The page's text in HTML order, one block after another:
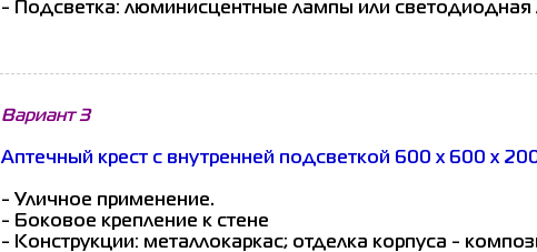
- Подсветка: люминисцентные лампы или светодиодная
Вариант 3
Аптечный крест с внутренней подсветкой 600 х 600 х
- Уличное применение.
- Боковое крепление к стене
- Конструкции: металлокаркас; отделка корпуса -